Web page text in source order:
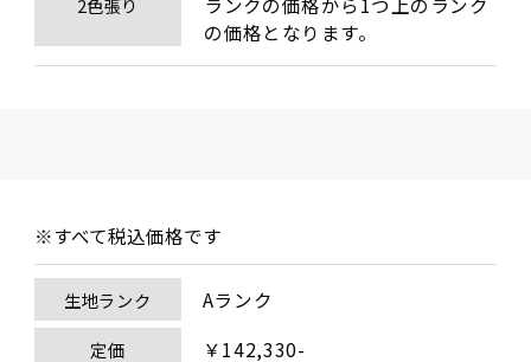
2色張り
の価格となります。
※すべて税込価格です
生地ランク Aランク
定価 ￥142,330-